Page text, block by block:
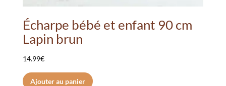
Écharpe bébé et enfant 90 cm
Lapin brun
14.99€
Ajouter au panier